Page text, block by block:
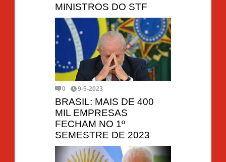
MINISTROS DO STF
0 9-5-2023
BRASIL: MAIS DE 400
MIL EMPRESAS
FECHAM NO 1º
SEMESTRE DE 2023